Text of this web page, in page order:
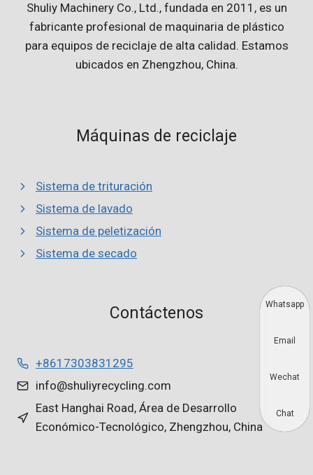
Shuliy Machinery Co., Ltd., fundada en 2011, es un
fabricante profesional de maquinaria de plástico
para equipos de reciclaje de alta calidad. Estamos
ubicados en Zhengzhou, China.
Máquinas de reciclaje
Sistema de trituración
Sistema de lavado
Sistema de peletización
Sistema de secado
Contáctenos
+8617303831295
info@shuliyrecycling.com
East Hanghai Road, Área de Desarrollo
Económico-Tecnológico, Zhengzhou, China
Whatsapp
Email
Wechat
Chat